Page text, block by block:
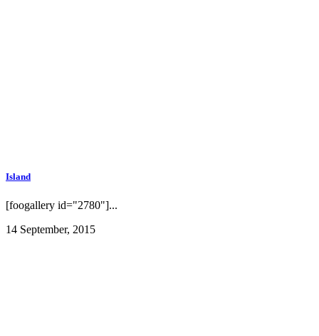
Island
[foogallery id="2780"]...
14 September, 2015